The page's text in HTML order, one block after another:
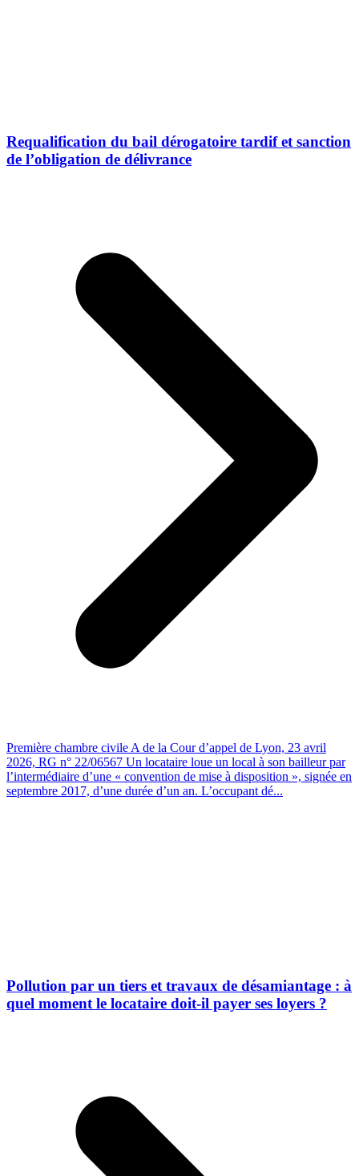
Requalification du bail dérogatoire tardif et sanction
de l’obligation de délivrance
Première chambre civile A de la Cour d’appel de Lyon, 23 avril
2026, RG n° 22/06567 Un locataire loue un local à son bailleur par
l’intermédiaire d’une « convention de mise à disposition », signée en
septembre 2017, d’une durée d’un an. L’occupant dé...
Pollution par un tiers et travaux de désamiantage : à
quel moment le locataire doit-il payer ses loyers ?